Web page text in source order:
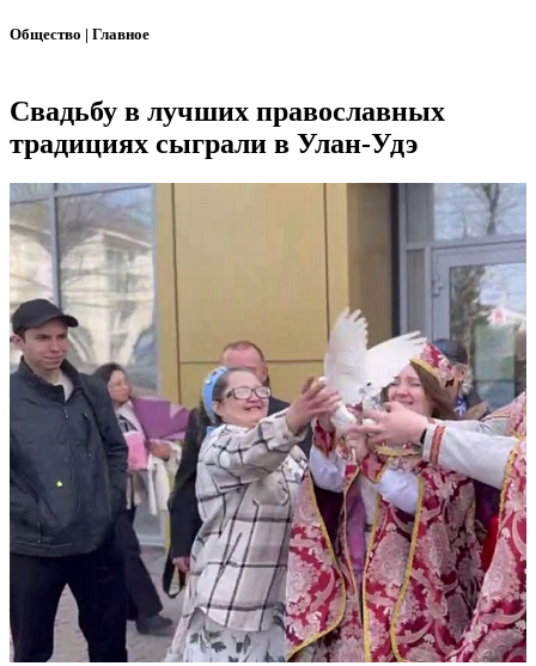
Общество | Главное
Свадьбу в лучших православных
традициях сыграли в Улан-Удэ